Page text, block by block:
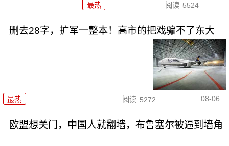
最热 阅读 5524
删去28字，扩军一整本！高市的把戏骗不了东大
最热 阅读 5272 08-06
欧盟想关门，中国人就翻墙，布鲁塞尔被逼到墙角